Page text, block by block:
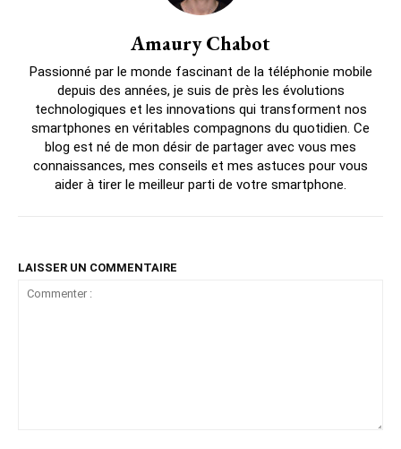
Amaury Chabot
Passionné par le monde fascinant de la téléphonie mobile
depuis des années, je suis de près les évolutions
technologiques et les innovations qui transforment nos
smartphones en véritables compagnons du quotidien. Ce
blog est né de mon désir de partager avec vous mes
connaissances, mes conseils et mes astuces pour vous
aider à tirer le meilleur parti de votre smartphone.
LAISSER UN COMMENTAIRE